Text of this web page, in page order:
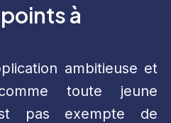
à
ambitieuse et
toute jeune
pas exempte de